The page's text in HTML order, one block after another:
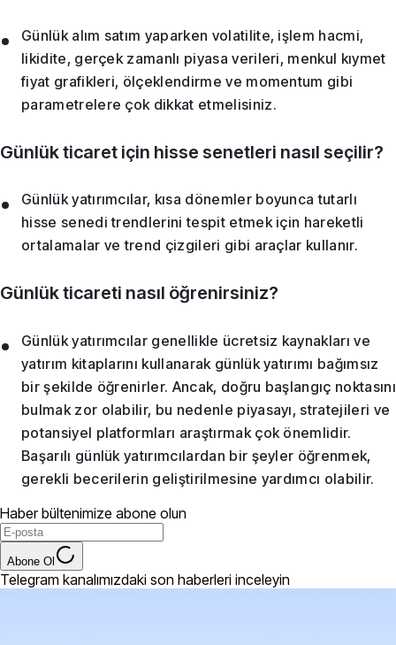
Günlük alım satım yaparken volatilite, işlem hacmi,
likidite, gerçek zamanlı piyasa verileri, menkul kıymet
fiyat grafikleri, ölçeklendirme ve momentum gibi
parametrelere çok dikkat etmelisiniz.
Günlük ticaret için hisse senetleri nasıl seçilir?
Günlük yatırımcılar, kısa dönemler boyunca tutarlı
hisse senedi trendlerini tespit etmek için hareketli
ortalamalar ve trend çizgileri gibi araçlar kullanır.
Günlük ticareti nasıl öğrenirsiniz?
Günlük yatırımcılar genellikle ücretsiz kaynakları ve
yatırım kitaplarını kullanarak günlük yatırımı bağımsız
bir şekilde öğrenirler. Ancak, doğru başlangıç noktasını
bulmak zor olabilir, bu nedenle piyasayı, stratejileri ve
potansiyel platformları araştırmak çok önemlidir.
Başarılı günlük yatırımcılardan bir şeyler öğrenmek,
gerekli becerilerin geliştirilmesine yardımcı olabilir.
Haber bültenimize abone olun
Abone Ol
Telegram kanalımızdaki son haberleri inceleyin